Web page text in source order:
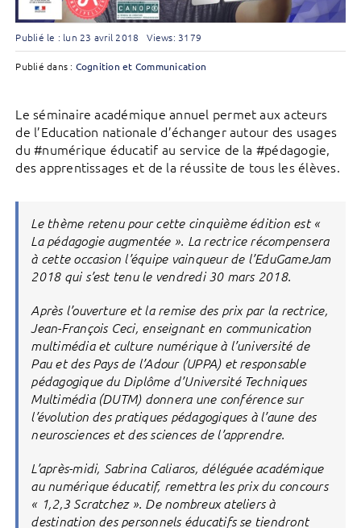
Publié le : lun 23 avril 2018 Views: 3179
Publié dans : Cognition et Communication
Le séminaire académique annuel permet aux acteurs
de l’Education nationale d’échanger autour des usages
du #numérique éducatif au service de la #pédagogie,
des apprentissages et de la réussite de tous les élèves.
Le thème retenu pour cette cinquième édition est «
La pédagogie augmentée ». La rectrice récompensera
à cette occasion l’équipe vainqueur de l’EduGameJam
2018 qui s’est tenu le vendredi 30 mars 2018.
Après l’ouverture et la remise des prix par la rectrice,
Jean-François Ceci, enseignant en communication
multimédia et culture numérique à l’université de
Pau et des Pays de l’Adour (UPPA) et responsable
pédagogique du Diplôme d’Université Techniques
Multimédia (DUTM) donnera une conférence sur
l’évolution des pratiques pédagogiques à l’aune des
neurosciences et des sciences de l’apprendre.
L’après-midi, Sabrina Caliaros, déléguée académique
au numérique éducatif, remettra les prix du concours
« 1,2,3 Scratchez ». De nombreux ateliers à
destination des personnels éducatifs se tiendront